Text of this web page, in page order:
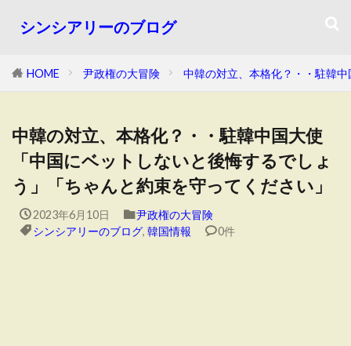
シンシアリーのブログ
HOME 尹政権の大冒険 中韓の対立、本格化？・・駐韓
中韓の対立、本格化？・・駐韓中国大使
「中国にベットしないと後悔するでしょ
う」「ちゃんと約束を守ってください」
2023年6月10日
尹政権の大冒険
シンシアリーのブログ, 韓国情報 0件